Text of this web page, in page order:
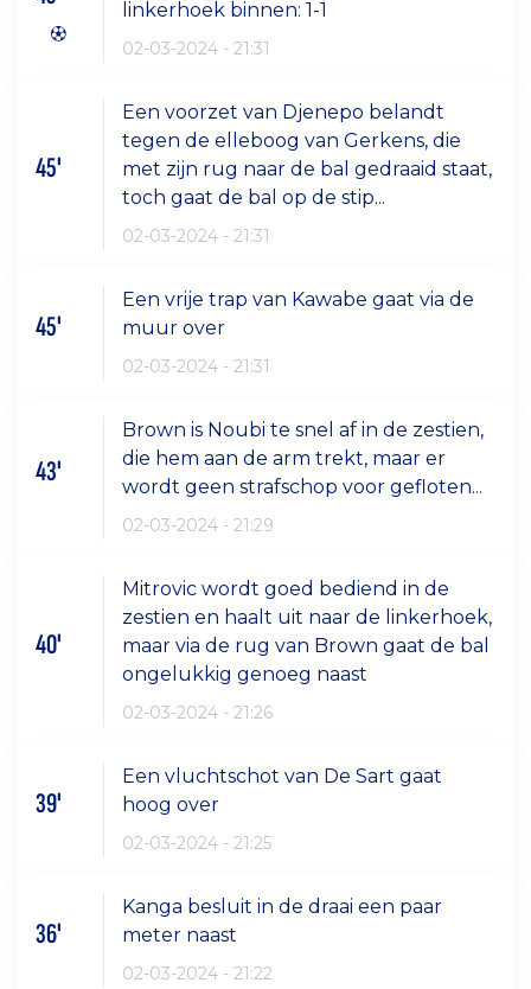
linkerhoek binnen: 1-1
02-03-2024 - 21:31
45'
Een voorzet van Djenepo belandt
tegen de elleboog van Gerkens, die
met zijn rug naar de bal gedraaid staat,
toch gaat de bal op de stip...
02-03-2024 - 21:31
45'
Een vrije trap van Kawabe gaat via de
muur over
02-03-2024 - 21:31
43'
Brown is Noubi te snel af in de zestien,
die hem aan de arm trekt, maar er
wordt geen strafschop voor gefloten...
02-03-2024 - 21:29
40'
Mitrovic wordt goed bediend in de
zestien en haalt uit naar de linkerhoek,
maar via de rug van Brown gaat de bal
ongelukkig genoeg naast
02-03-2024 - 21:26
39'
Een vluchtschot van De Sart gaat
hoog over
02-03-2024 - 21:25
36'
Kanga besluit in de draai een paar
meter naast
02-03-2024 - 21:22